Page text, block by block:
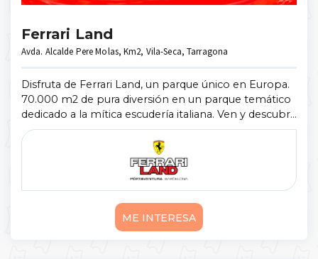
Ferrari Land
Avda. Alcalde Pere Molas, Km2, Vila-Seca, Tarragona
Disfruta de Ferrari Land, un parque único en Europa.
70.000 m2 de pura diversión en un parque temático
dedicado a la mítica escudería italiana. Ven y descubre
una experiencia inédita y para toda la familia que no
te dejará indifer ...
Mostrar más
ME INTERESA